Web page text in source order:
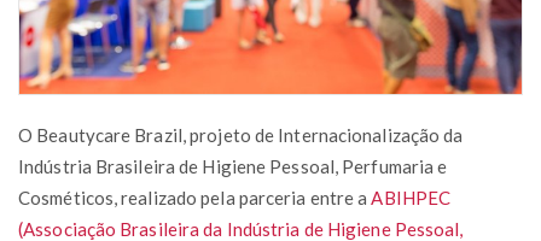
O Beautycare Brazil, projeto de Internacionalização da
Indústria Brasileira de Higiene Pessoal, Perfumaria e
Cosméticos, realizado pela parceria entre a ABIHPEC
(Associação Brasileira da Indústria de Higiene Pessoal,